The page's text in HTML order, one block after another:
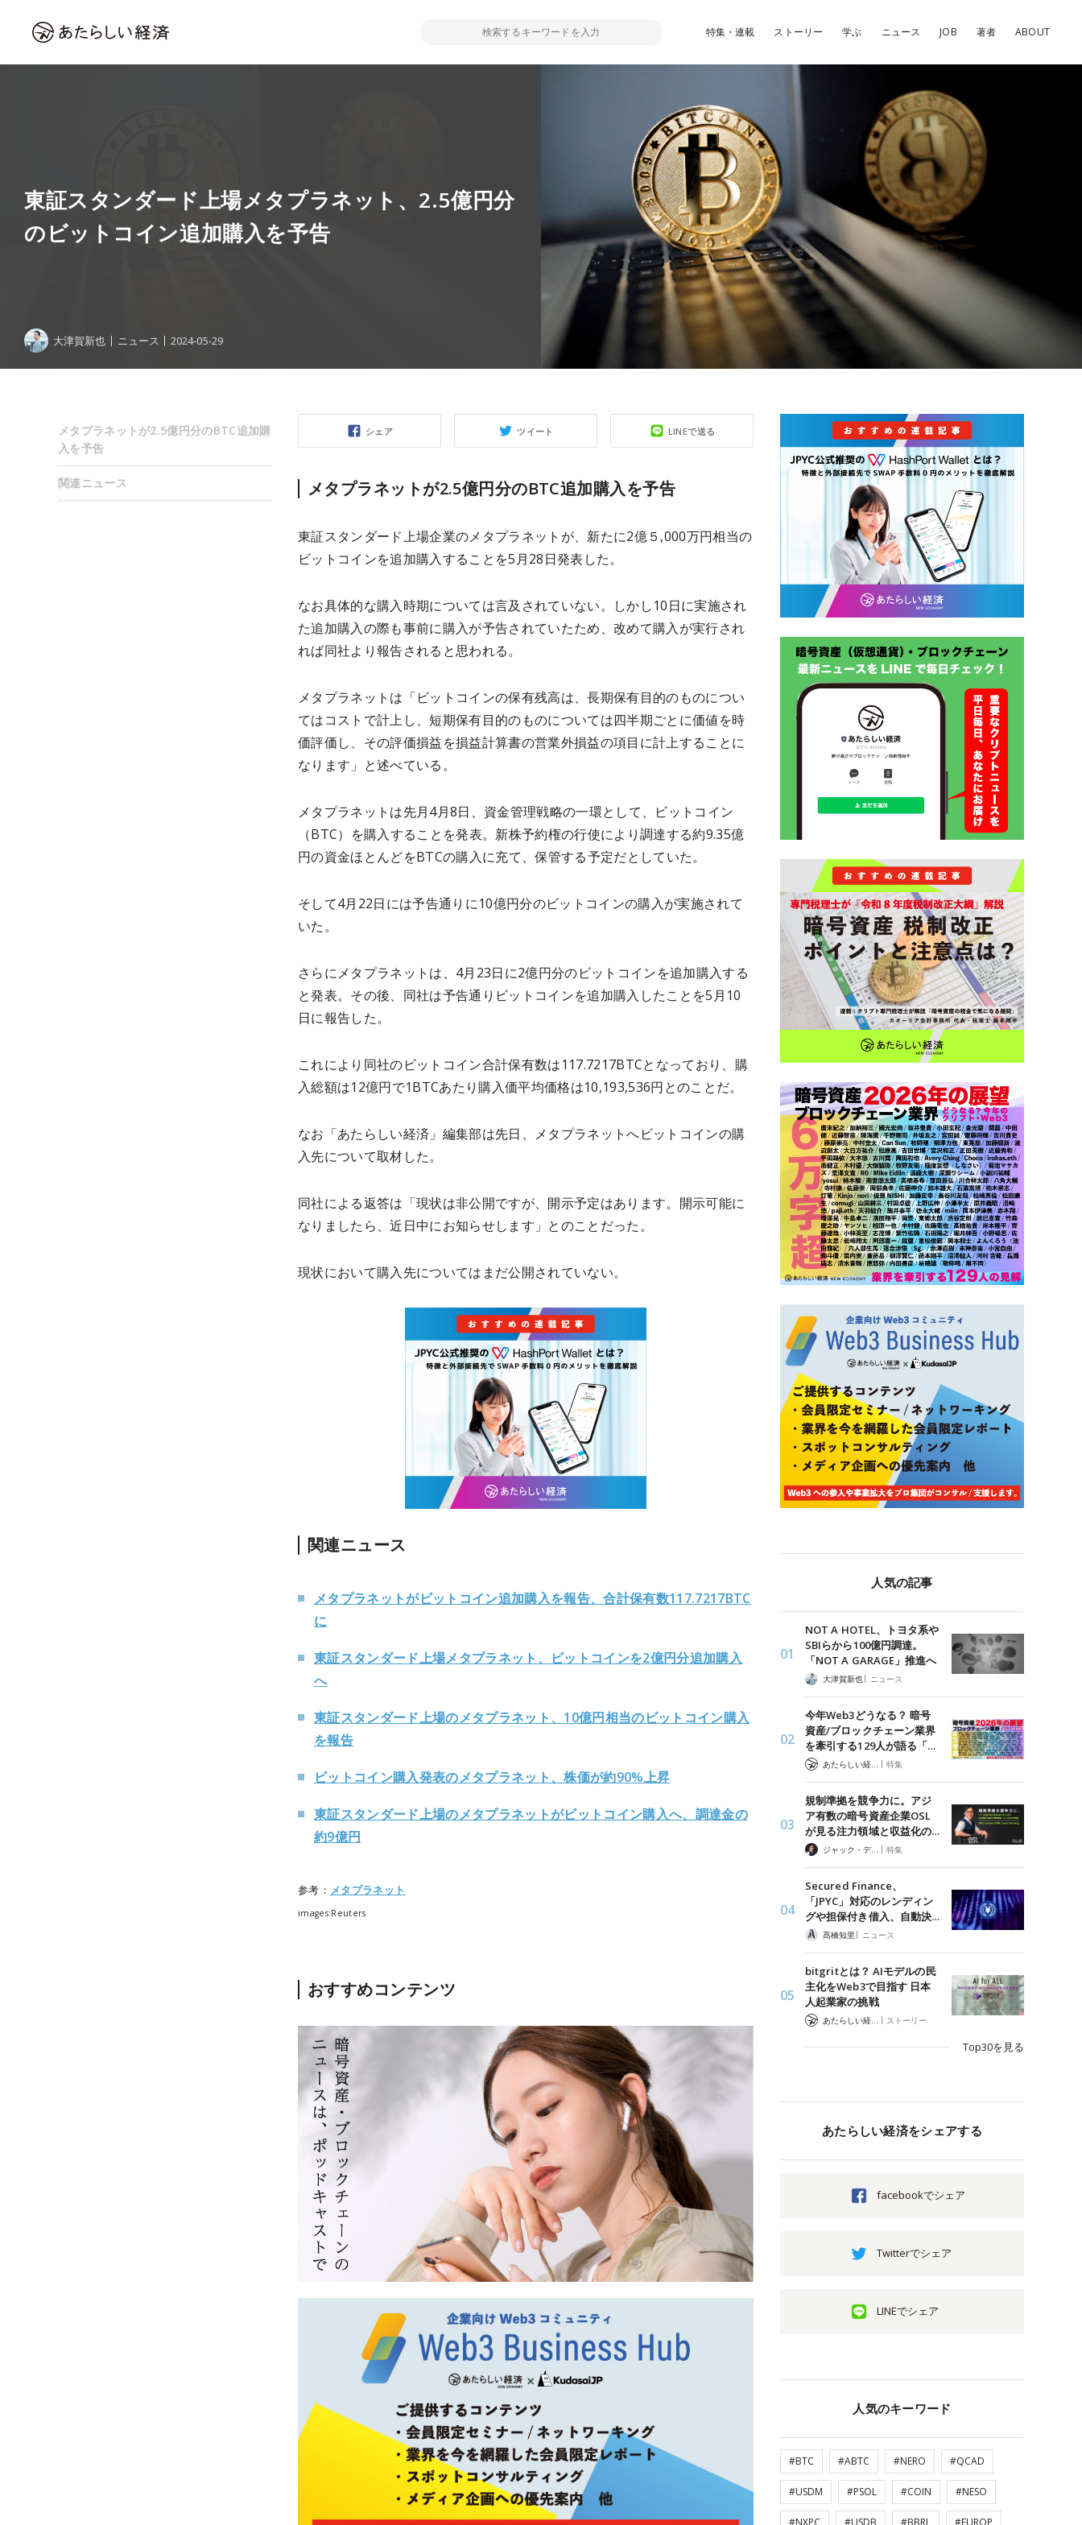
特集・連載 ストーリー 学ぶ ニュース JOB 著者 ABOUT
東証スタンダード上場メタプラネット、2.5億円分
のビットコイン追加購入を予告
大津賀新也 ニュース 2024-05-29
シェア ツイート LINEで送る
メタプラネットが2.5億円分のBTC追加購入を予告
東証スタンダード上場企業のメタプラネットが、新たに2億５,000万円相当の
ビットコインを追加購入することを5月28日発表した。
なお具体的な購入時期については言及されていない。しかし10日に実施され
た追加購入の際も事前に購入が予告されていたため、改めて購入が実行され
れば同社より報告されると思われる。
メタプラネットは「ビットコインの保有残高は、長期保有目的のものについ
てはコストで計上し、短期保有目的のものについては四半期ごとに価値を時
価評価し、その評価損益を損益計算書の営業外損益の項目に計上することに
なります」と述べている。
メタプラネットは先月4月8日、資金管理戦略の一環として、ビットコイン
（BTC）を購入することを発表。新株予約権の行使により調達する約9.35億
円の資金ほとんどをBTCの購入に充て、保管する予定だとしていた。
そして4月22日には予告通りに10億円分のビットコインの購入が実施されて
いた。
さらにメタプラネットは、4月23日に2億円分のビットコインを追加購入する
と発表。その後、同社は予告通りビットコインを追加購入したことを5月10
日に報告した。
これにより同社のビットコイン合計保有数は117.7217BTCとなっており、購
入総額は12億円で1BTCあたり購入価平均価格は10,193,536円とのことだ。
なお「あたらしい経済」編集部は先日、メタプラネットへビットコインの購
入先について取材した。
同社による返答は「現状は非公開ですが、開示予定はあります。開示可能に
なりましたら、近日中にお知らせします」とのことだった。
現状において購入先についてはまだ公開されていない。
関連ニュース
メタプラネットがビットコイン追加購入を報告、合計保有数117.7217BTC
に
東証スタンダード上場メタプラネット、ビットコインを2億円分追加購入
へ
東証スタンダード上場のメタプラネット、10億円相当のビットコイン購入
を報告
ビットコイン購入発表のメタプラネット、株価が約90%上昇
東証スタンダード上場のメタプラネットがビットコイン購入へ、調達金の
約9億円
参考： メタプラネット
images:Reuters
おすすめコンテンツ
メタプラネットが2.5億円分のBTC追加購
入を予告
関連ニュース
人気の記事
NOT A HOTEL、トヨタ系や
SBIらから100億円調達。
「NOT A GARAGE」推進へ
大津賀新也| ニュース
今年Web3どうなる？ 暗号
資産/ブロックチェーン業界
を牽引する129人が語る「…
| 特集
規制準拠を競争力に。アジ
ア有数の暗号資産企業OSL
が見る注力領域と収益化の…
ジャック・デロン（Jack Derong） | 特集
Secured Finance、
「JPYC」対応のレンディン
グや担保付き借入、自動決…
髙橋知里 | ニュース
bitgritとは？ AIモデルの民
主化をWeb3で目指す 日本
人起業家の挑戦
| ストーリー
Top30を見る
あたらしい経済をシェアする
facebookでシェア
Twitterでシェア
LINEでシェア
人気のキーワード
#BTC #ABTC #NERO #QCAD
#USDM #PSOL #COIN #NESO
#NXPC #USDB #BBRL #EUROP